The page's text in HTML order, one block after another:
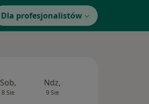
Dla profesjonalistów
Sob,
8 Sie
Ndz,
9 Sie